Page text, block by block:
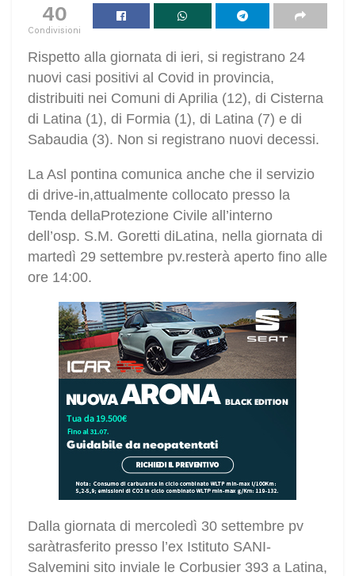
40
Condivisioni
Rispetto alla giornata di ieri, si registrano 24
nuovi casi positivi al Covid in provincia,
distribuiti nei Comuni di Aprilia (12), di Cisterna
di Latina (1), di Formia (1), di Latina (7) e di
Sabaudia (3). Non si registrano nuovi decessi.
La Asl pontina comunica anche che il servizio
di drive-in,attualmente collocato presso la
Tenda dellaProtezione Civile all’interno
dell’osp. S.M. Goretti diLatina, nella giornata di
martedì 29 settembre pv.resterà aperto fino alle
ore 14:00.
Dalla giornata di mercoledì 30 settembre pv
saràtrasferito presso l’ex Istituto SANI-
Salvemini sito inviale le Corbusier 393 a Latina,